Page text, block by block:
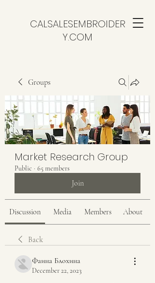
CALSALESEMBROIDER
Y.COM
Groups
Market Research Group
Public · 65 members
Join
Discussion Media Members About
Back
Фаина Блохина
December 22, 2023